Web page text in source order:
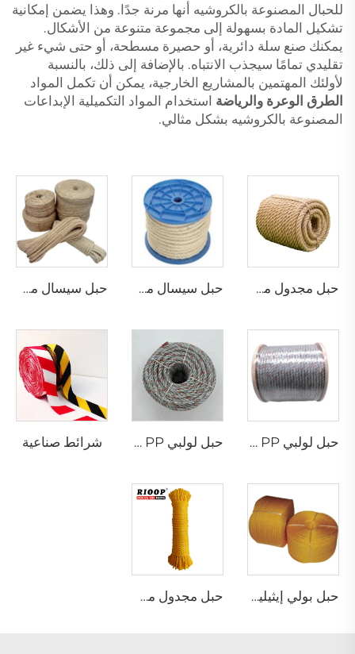
للحبال المصنوعة بالكروشيه أنها مرنة جدًا. وهذا يضمن إمكانية
تشكيل المادة بسهولة إلى مجموعة متنوعة من الأشكال.
يمكنك صنع سلة دائرية، أو حصيرة مسطحة، أو حتى شيء غير
تقليدي تمامًا سيجذب الانتباه. بالإضافة إلى ذلك، بالنسبة
لأولئك المهتمين بالمشاريع الخارجية، يمكن أن تكمل المواد
الطرق الوعرة والرياضة استخدام المواد التكميلية الإبداعات
المصنوعة بالكروشيه بشكل مثالي.
حبل مجدول من الجوت حبل سيسال مجدول حبل سيسال مجدول
حبل لولبي PP مع رصاص حبل لولبي PP مع رصاص شرائط صناعية
حبل بولي إيثيلين مجدول حبل مجدول مجوف من خيوط البولي إيثيلين أحادية الشعيرات بـ 8 خيوط